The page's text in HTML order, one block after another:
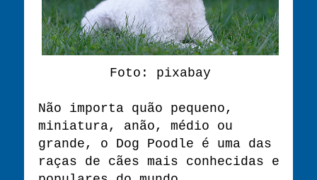
Foto: pixabay
Não importa quão pequeno,
miniatura, anão, médio ou
grande, o Dog Poodle é uma das
raças de cães mais conhecidas e